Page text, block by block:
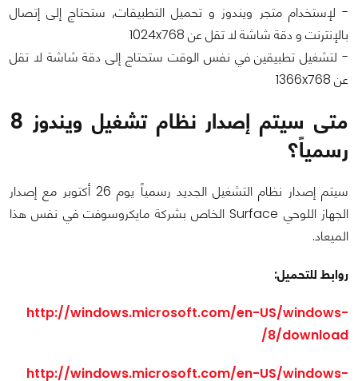
- لإستخدام متجر ويندوز و تحميل التطبيقات, ستحتاج إلى إتصال
بالإنترنت و دقة شاشة لا تقل عن 1024x768
- لتشغيل تطبيقين في نفس الوقت ستحتاج إلى دقة شاشة لا تقل
عن 1366x768
متى سيتم إصدار نظام تشغيل ويندوز 8
رسمياً؟
سيتم إصدار نظام التشغيل الجديد رسمياً يوم 26 أكتوبر مع إصدار
الجهاز اللوحي Surface الخاص بشركة مايكروسوفت في نفس هذا
الميعاد.
روابط للتحميل:
http://windows.microsoft.com/en-US/windows-
8/download/
http://windows.microsoft.com/en-US/windows-